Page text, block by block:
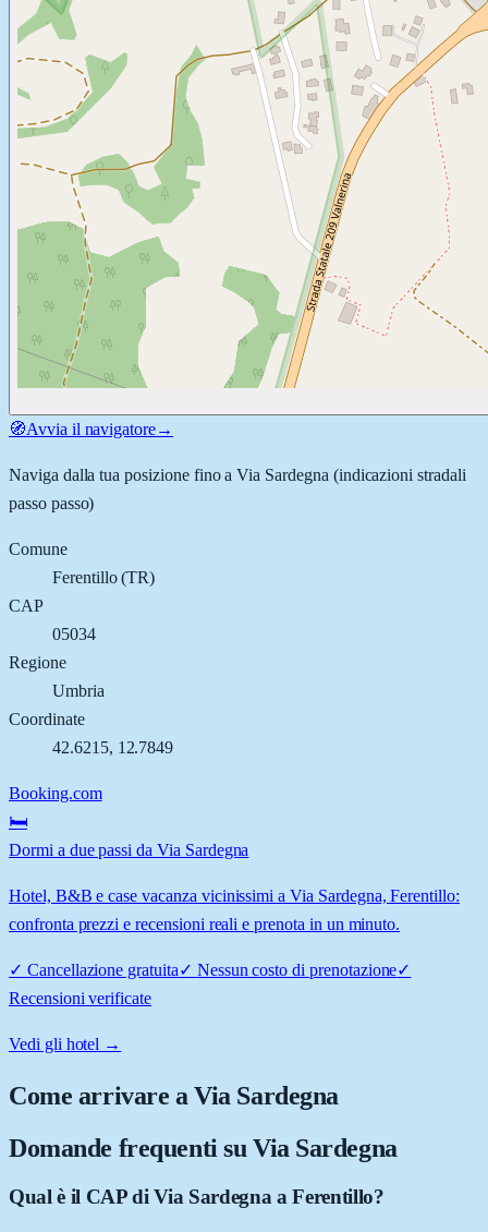
🧭Avvia il navigatore→
Naviga dalla tua posizione fino aVia Sardegna (indicazioni stradali
passo passo)
Comune
Ferentillo(TR)
CAP
05034
Regione
Umbria
Coordinate
42.6215, 12.7849
Booking.com
🛏️
Dormi a due passi da Via Sardegna
Hotel, B&B e case vacanza vicinissimi a Via Sardegna, Ferentillo:
confronta prezzi e recensioni reali e prenota in un minuto.
✓ Cancellazione gratuita✓ Nessun costo di prenotazione✓
Recensioni verificate
Vedi gli hotel →
Come arrivare aVia Sardegna
Domande frequenti su Via Sardegna
Qual è il CAP di Via Sardegna a Ferentillo?